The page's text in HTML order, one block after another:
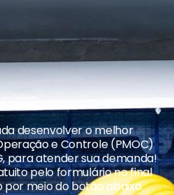
desenvolver o melhor
e Controle (PMOC)
para atender sua demanda!
pelo formulário no final
meio do botão abaixo.